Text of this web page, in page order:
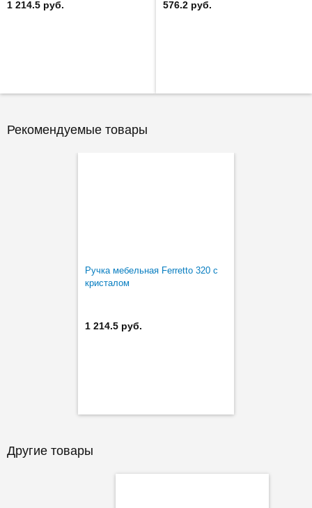
1 214.5 руб. 576.2 руб.
Рекомендуемые товары
Ручка мебельная Ferretto 320 с
кристалом
1 214.5 руб.
Другие товары